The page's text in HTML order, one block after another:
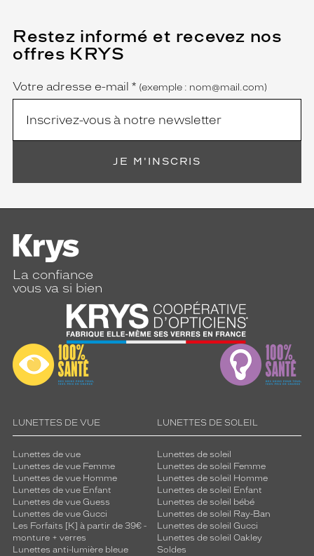
Restez informé et recevez nos
offres KRYS
Name
Votre adresse e-mail *
(Ce
champ
est
(exemple : nom@mail.com)
JE M'INSCRIS
La confiance
vous va si bien
LUNETTES DE VUE
Lunettes de vue
Lunettes de vue Femme
Lunettes de vue Homme
Lunettes de vue Enfant
Lunettes de vue Guess
Lunettes de vue Gucci
Les Forfaits [K] à partir de 39€ -
monture + verres
Lunettes anti-lumière bleue
LUNETTES DE SOLEIL
Lunettes de soleil
Lunettes de soleil Femme
Lunettes de soleil Homme
Lunettes de soleil Enfant
Lunettes de soleil bébé
Lunettes de soleil Ray-Ban
Lunettes de soleil Gucci
Lunettes de soleil Oakley
Soldes